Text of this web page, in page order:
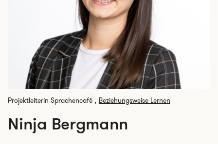
Projektleiterin Sprachencafé , Beziehungsweise Lernen
Ninja Bergmann